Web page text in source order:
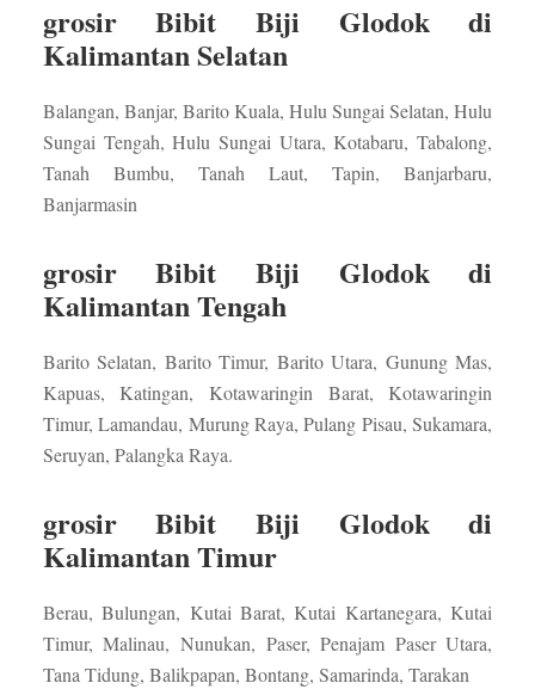
grosir Bibit Biji Glodok di
Kalimantan Selatan
Balangan, Banjar, Barito Kuala, Hulu Sungai Selatan, Hulu
Sungai Tengah, Hulu Sungai Utara, Kotabaru, Tabalong,
Tanah Bumbu, Tanah Laut, Tapin, Banjarbaru,
Banjarmasin
grosir Bibit Biji Glodok di
Kalimantan Tengah
Barito Selatan, Barito Timur, Barito Utara, Gunung Mas,
Kapuas, Katingan, Kotawaringin Barat, Kotawaringin
Timur, Lamandau, Murung Raya, Pulang Pisau, Sukamara,
Seruyan, Palangka Raya.
grosir Bibit Biji Glodok di
Kalimantan Timur
Berau, Bulungan, Kutai Barat, Kutai Kartanegara, Kutai
Timur, Malinau, Nunukan, Paser, Penajam Paser Utara,
Tana Tidung, Balikpapan, Bontang, Samarinda, Tarakan